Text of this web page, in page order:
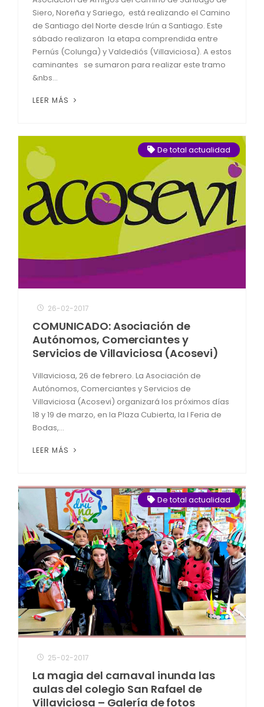
Siero, Noreña y Sariego, está realizando el Camino
de Santiago del Norte desde Irún a Santiago. Este
sábado realizaron la etapa comprendida entre
Pernús (Colunga) y Valdediós (Villaviciosa). A estos
caminantes se sumaron para realizar este tramo
&nbs...
LEER MÁS
De total actualidad
26-02-2017
COMUNICADO: Asociación de
Autónomos, Comerciantes y
Servicios de Villaviciosa (Acosevi)
Villaviciosa, 26 de febrero. La Asociación de
Autónomos, Comerciantes y Servicios de
Villaviciosa (Acosevi) organizará los próximos días
18 y 19 de marzo, en la Plaza Cubierta, la I Feria de
Bodas,...
LEER MÁS
De total actualidad
25-02-2017
La magia del carnaval inunda las
aulas del colegio San Rafael de
Villaviciosa – Galería de fotos